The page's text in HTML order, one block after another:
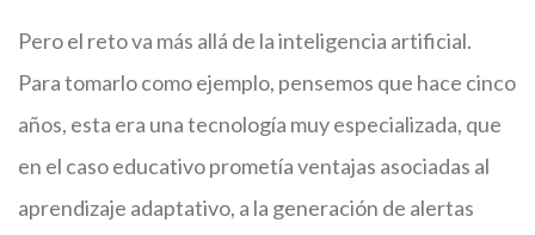
Pero el reto va más allá de la inteligencia artificial.
Para tomarlo como ejemplo, pensemos que hace cinco
años, esta era una tecnología muy especializada, que
en el caso educativo prometía ventajas asociadas al
aprendizaje adaptativo, a la generación de alertas